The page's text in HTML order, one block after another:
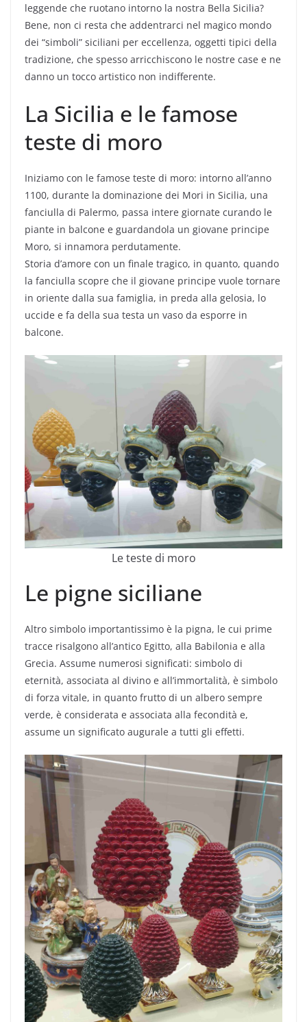
leggende che ruotano intorno la nostra Bella Sicilia?
Bene, non ci resta che addentrarci nel magico mondo
dei “simboli” siciliani per eccellenza, oggetti tipici della
tradizione, che spesso arricchiscono le nostre case e ne
danno un tocco artistico non indifferente.
La Sicilia e le famose
teste di moro
Iniziamo con le famose teste di moro: intorno all’anno
1100, durante la dominazione dei Mori in Sicilia, una
fanciulla di Palermo, passa intere giornate curando le
piante in balcone e guardandola un giovane principe
Moro, si innamora perdutamente.
Storia d’amore con un finale tragico, in quanto, quando
la fanciulla scopre che il giovane principe vuole tornare
in oriente dalla sua famiglia, in preda alla gelosia, lo
uccide e fa della sua testa un vaso da esporre in
balcone.
Le teste di moro
Le pigne siciliane
Altro simbolo importantissimo è la pigna, le cui prime
tracce risalgono all’antico Egitto, alla Babilonia e alla
Grecia. Assume numerosi significati: simbolo di
eternità, associata al divino e all’immortalità, è simbolo
di forza vitale, in quanto frutto di un albero sempre
verde, è considerata e associata alla fecondità e,
assume un significato augurale a tutti gli effetti.